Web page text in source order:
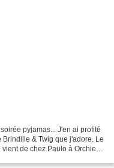
pyjamas... J'en ai profité
& Twig que j'adore. Le
de chez Paulo à Orchies